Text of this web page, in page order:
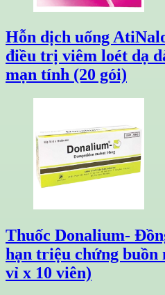
Hỗn dịch uống
điều trị viêm loét dạ
mạn tính (20 gói)
Thuốc Donalium-
hạn triệu chứng buồn
vỉ x 10 viên)